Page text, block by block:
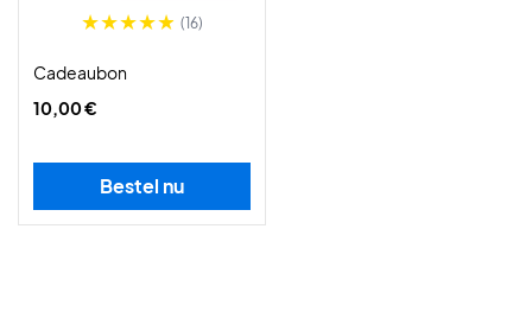
(16)
Cadeaubon
10,00 €
Bestel nu